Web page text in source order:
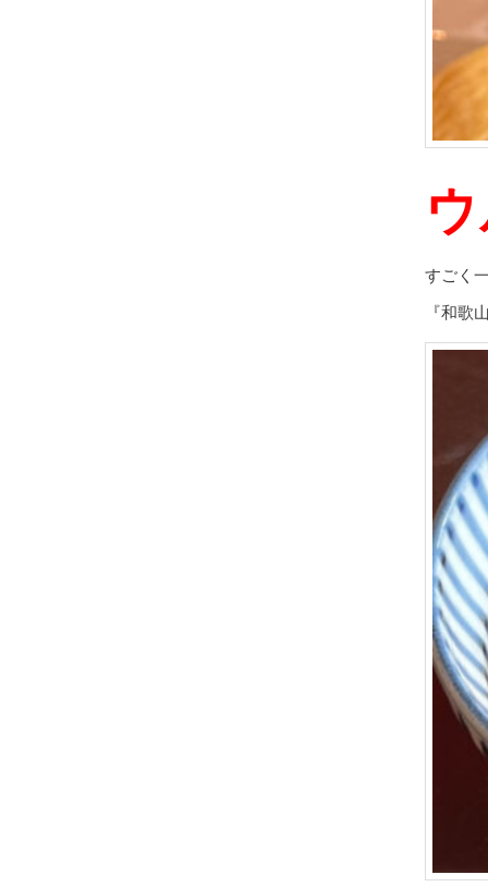
すごく
『和歌